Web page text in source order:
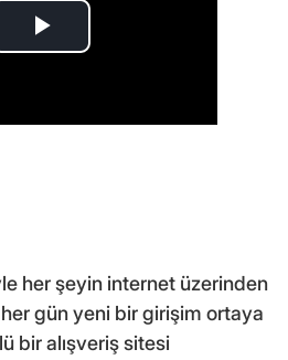
her şeyin internet üzerinden
her gün yeni bir girişim ortaya
bir alışveriş sitesi